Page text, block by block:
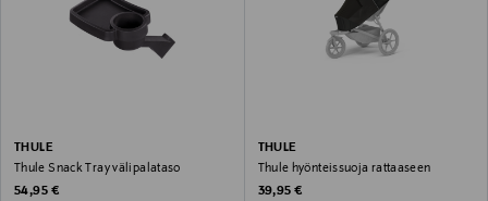
THULE
Thule Snack Tray välipalataso
Original Price
54,95 €
THULE
Thule hyönteissuoja rattaaseen
Original Price
39,95 €